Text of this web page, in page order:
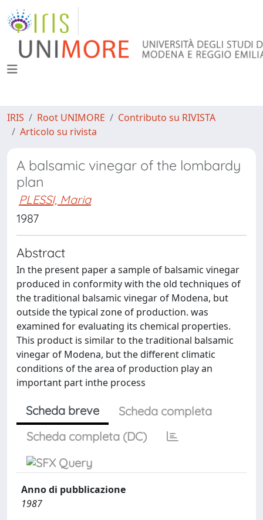
IRIS Root UNIMORE
Contributo su RIVISTA
Articolo su rivista
A balsamic vinegar of the lombardy
plan
PLESSI, Maria
1987
Abstract
In the present paper a sample of balsamic vinegar
produced in conformity with the old techniques of
the traditional balsamic vinegar of Modena, but
outside the typical zone of production. was
examined for evaluating its chemical properties.
This product is similar to the traditional balsamic
vinegar of Modena, but the different climatic
conditions of the area of production play an
important part inthe process
Scheda breve
Scheda completa
Scheda completa (DC)
Anno di pubblicazione
1987